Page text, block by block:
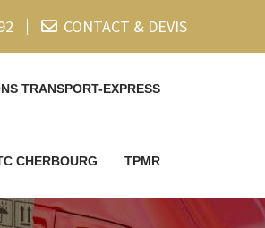
CONTACT & DEVIS
TRANSPORT-EXPRESS
CHERBOURG TPMR